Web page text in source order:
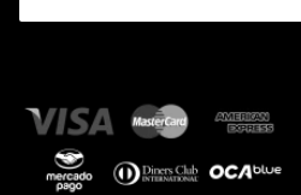
Sostenibilidad